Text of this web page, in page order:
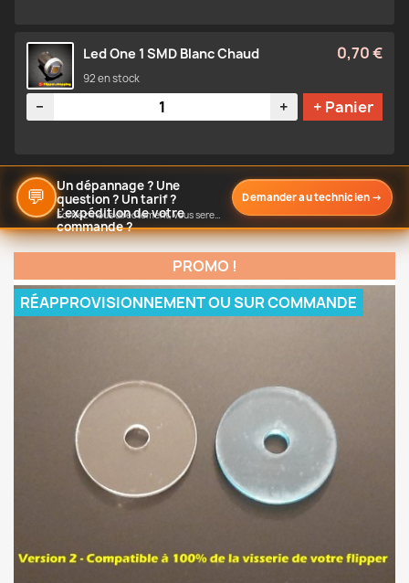
Led One 1 SMD Blanc Chaud 0,70 €
92 en stock
− + + Panier
💬
Un dépannage ? Une
question ? Un tarif ?
L'expédition de votre
commande ?
Écrivez-nous directement, vous serez notifié de notre réponse
Demander au technicien →
PROMO !
RÉAPPROVISIONNEMENT OU SUR COMMANDE